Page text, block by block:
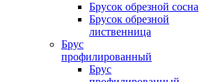
Брусок обрезной сосна
Брусок обрезной
лиственница
Брус
профилированный
Брус